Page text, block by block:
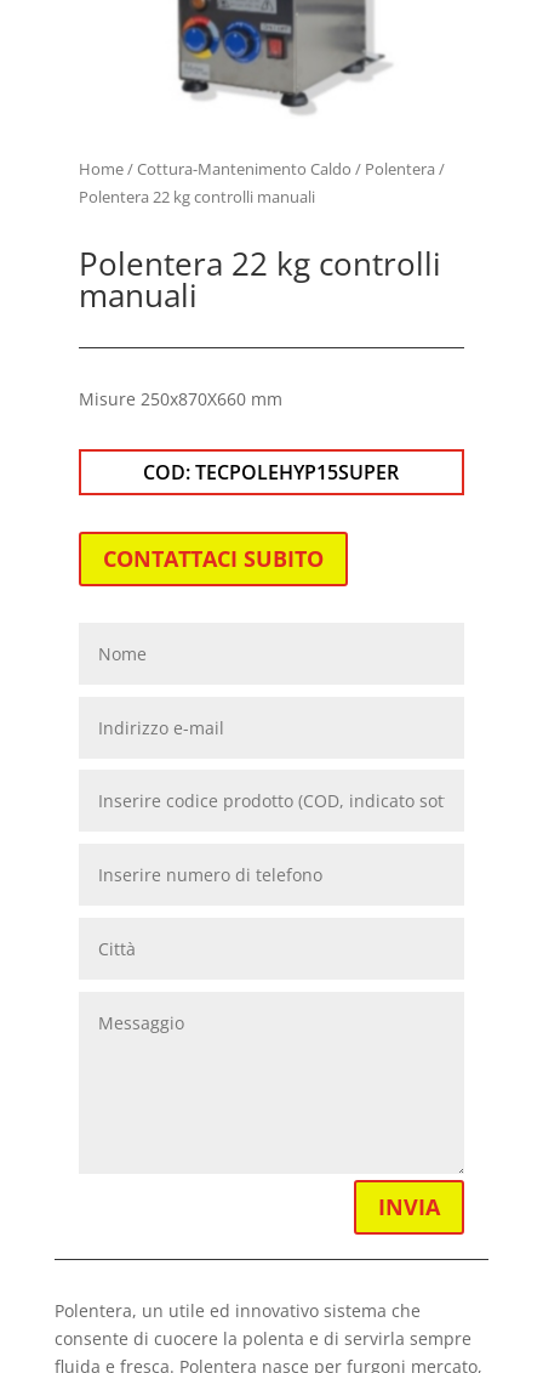
Home/Cottura-Mantenimento Caldo / Polentera /
Polentera 22 kg controlli manuali
Polentera 22 kg controlli
manuali
Misure 250x870X660 mm
COD:TECPOLEHYP15SUPER
CONTATTACI SUBITO
INVIA
Polentera, un utile ed innovativo sistema che
consente di cuocere la polenta e di servirla sempre
fluida e fresca. Polentera nasce per furgoni mercato,